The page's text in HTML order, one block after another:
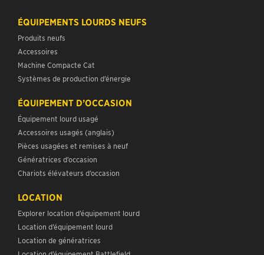
ÉQUIPEMENTS LOURDS NEUFS
Produits neufs
Accessoires
Machine Compacte Cat
Systèmes de production d’énergie
ÉQUIPEMENT D’OCCASION
Équipement lourd usagé
Accessoires usagés (anglais)
Pièces usagées et remises à neuf
Génératrices d’occasion
Chariots élévateurs d’occasion
LOCATION
Explorer location d’équipement lourd
Location d’équipement lourd
Location de génératrices